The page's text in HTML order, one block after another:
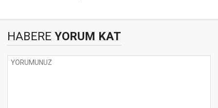
HABERE YORUM KAT